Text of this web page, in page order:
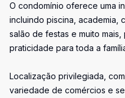
O condomínio oferece uma
incluindo piscina, academia,
salão de festas e muito
praticidade para toda a
Localização privilegiada,
variedade de comércios e